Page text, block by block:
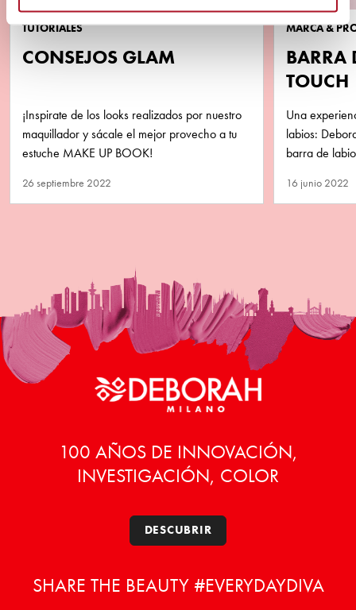
TUTORIALES
CONSEJOS GLAM
¡Inspirate de los looks realizados por nuestro
maquillador y sácale el mejor provecho a tu
estuche MAKE UP BOOK!
26 septiembre 2022
MARCA &
BARRA
TOUCH
Una
labios:
barra de
16 junio 2022
100 AÑOS DE INNOVACIÓN,
INVESTIGACIÓN, COLOR
DESCUBRIR
SHARE THE BEAUTY #EVERYDAYDIVA